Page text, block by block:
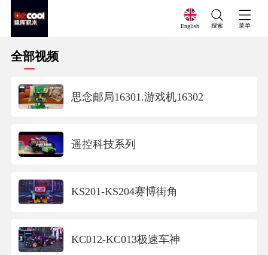
English 搜索 菜单
全部视频
思念邮局16301.游戏机16302
遥控科技系列
KS201-KS204赛博街角
KC012-KC013极速车神